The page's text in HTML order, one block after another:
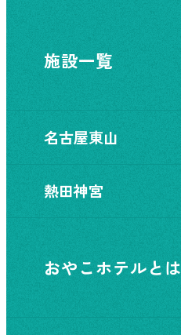
施設一覧
名古屋東山
熱田神宮
おやこホテルとは